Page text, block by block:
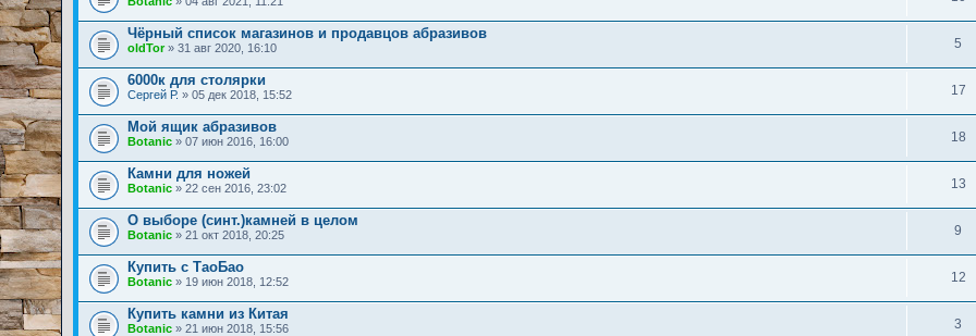
Чёрный список магазинов и продавцов абразивов
oldTor» 31 авг 2020, 16:10 5
6000к для столярки
Сергей Р. » 05 дек 2018, 15:52 17
Мой ящик абразивов
Botanic » 07 июн 2016, 16:00 18
Камни для ножей
Botanic » 22 сен 2016, 23:02 13
О выборе (синт.)камней в целом
Botanic » 21 окт 2018, 20:25 9
Купить с ТаоБао
Botanic » 19 июн 2018, 12:52 12
Купить камни из Китая
Botanic » 21 июн 2018, 15:56 3